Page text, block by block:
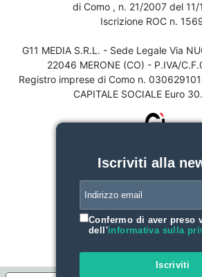
di Como , n. 21/2007 del
Iscrizione ROC n.
G11 MEDIA S.R.L. - Sede Legale Via
22046 MERONE (CO) - P.IVA/
Registro imprese di Como n.
CAPITALE SOCIALE Euro
Iscriviti alla
Confermo di aver preso
dell'informativa sulla
Iscriviti